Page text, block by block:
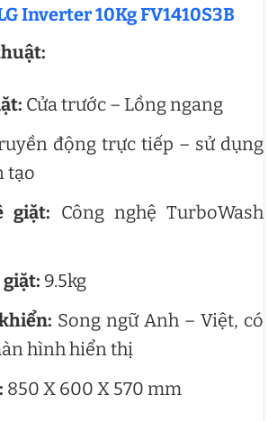
Inverter 10Kg FV1410S3B
Cửa trước – Lồng ngang
động trực tiếp – sử dụng
tạo
giặt: Công nghệ TurboWash
9.5kg
Song ngữ Anh – Việt, có
hình hiển thị
850 X 600 X 570 mm